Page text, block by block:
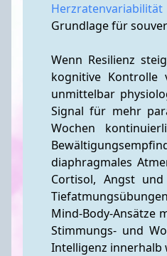
Herzratenvariabilität
Grundlage für
Wenn Resilienz
kognitive Kontrolle
unmittelbar
Signal für mehr
Wochen
diaphragmales
Cortisol, Angst und
Mind-Body-Ansätze
Stimmungs- und
Intelligenz innerhalb